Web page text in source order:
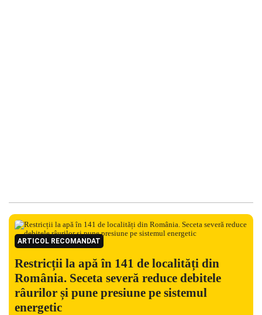
ARTICOL RECOMANDAT
Restricții la apă în 141 de localități din
România. Seceta severă reduce debitele
râurilor și pune presiune pe sistemul
energetic